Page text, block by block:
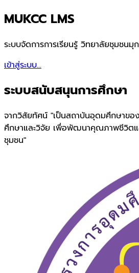
MUKCC LMS
ระบบจัดการการเรียนรู้ วิทยาลัยชุมชนมุ
เข้าสู่ระบบ...
ระบบสนับสนุนการศึกษา
จากวิสัยทัศน์ "เป็นสถาบันอุดมศึกษาขอ
ศึกษาและวิจัย เพื่อพัฒนาคุณภาพชีวิตแ
ชุมชน"